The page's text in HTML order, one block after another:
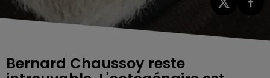
Bernard Chaussoy reste